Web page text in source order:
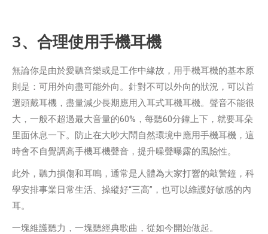
3、合理使用手機耳機
無論你是由於愛聽音樂或是工作中緣故，用手機耳機的基本原
則是：可用外向盡可能外向。針對不可以外向的狀況，可以首
選頭戴耳機，盡量減少長期應用入耳式耳機耳機。聲音不能很
大，一般不超過最大音量的60%，每聽60分鐘上下，就要耳朵
里面休息一下。防止在大吵大鬧自然環境中應用手機耳機，這
時會不自覺調高手機耳機聲音，提升噪聲曝露的風險性。
此外，聽力損傷和耳嗚，通常是人體為大家打響的敲警鐘，科
學安排事業日常生活、操縱好“三高”，也可以維護好敏感的內
耳。
一塊維護聽力，一塊聽經典歌曲，從如今開始做起。